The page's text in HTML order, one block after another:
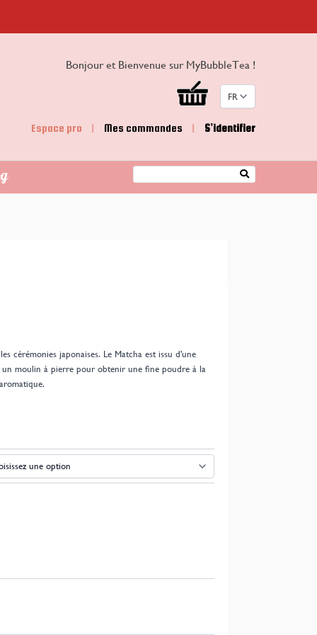
Bonjour et Bienvenue sur MyBubbleTea !
FR
Espace pro | Mes commandes | S’identifier
cérémonies japonaises. Le Matcha est issu d'une
un moulin à pierre pour obtenir une fine poudre à la